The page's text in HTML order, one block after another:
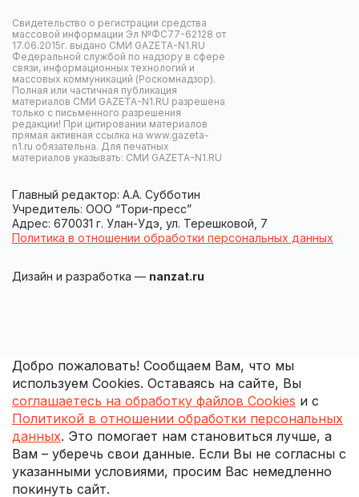
Свидетельство о регистрации средства
массовой информации Эл №ФС77-62128 от
17.06.2015г. выдано СМИ GAZETA-N1.RU
Федеральной службой по надзору в сфере
связи, информационных технологий и
массовых коммуникаций (Роскомнадзор).
Полная или частичная публикация
материалов СМИ GAZETA-N1.RU разрешена
только с письменного разрешения
редакции! При цитировании материалов
прямая активная ссылка на www.gazeta-
n1.ru обязательна. Для печатных
материалов указывать: СМИ GAZETA-N1.RU
Главный редактор: А.А. Субботин
Учредитель: ООО “Тори-пресс”
Адрес: 670031 г. Улан-Удэ, ул. Терешковой, 7
Политика в отношении обработки персональных данных
Дизайн и разработка — nanzat.ru
Добро пожаловать! Сообщаем Вам, что мы
используем Cookies. Оставаясь на сайте, Вы
соглашаетесь на обработку файлов Cookies и с
Политикой в отношении обработки персональных
данных. Это помогает нам становиться лучше, а
Вам – уберечь свои данные. Если Вы не согласны с
указанными условиями, просим Вас немедленно
покинуть сайт.